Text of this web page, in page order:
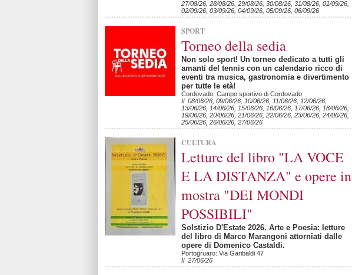
27/08/26, 28/08/26, 29/08/26, 30/08/26, 31/08/26, 01/09/26,
02/09/26, 03/09/26, 04/09/26, 05/09/26, 06/09/26
SPORT
Torneo della sedia
Non solo sport! Un torneo dedicato a tutti gli
amanti del tennis con un calendario ricco di
eventi tra musica, gastronomia e divertimento
per tutte le età!
Cordovado: Campo sportivo di Cordovado
Il 08/06/26, 09/06/26, 10/06/26, 11/06/26, 12/06/26,
13/06/26, 14/06/26, 15/06/26, 16/06/26, 17/06/26, 18/06/26,
19/06/26, 20/06/26, 21/06/26, 22/06/26, 23/06/26, 24/06/26,
25/06/26, 26/06/26, 27/06/26
CULTURA
Letture del libro "LA VOCE
E LA DISTANZA" e opere in
mostra "DEI MONDI
POSSIBILI"
Solstizio D'Estate 2026. Arte e Poesia: letture
del libro di Marco Marangoni attorniati dalle
opere di Domenico Castaldi.
Portogruaro: Via Garibaldi 47
Il 27/06/26